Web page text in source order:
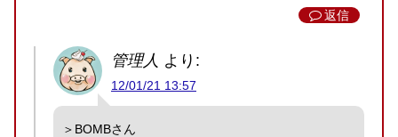
返信
管理人 より:
12/01/21 13:57
＞BOMBさん